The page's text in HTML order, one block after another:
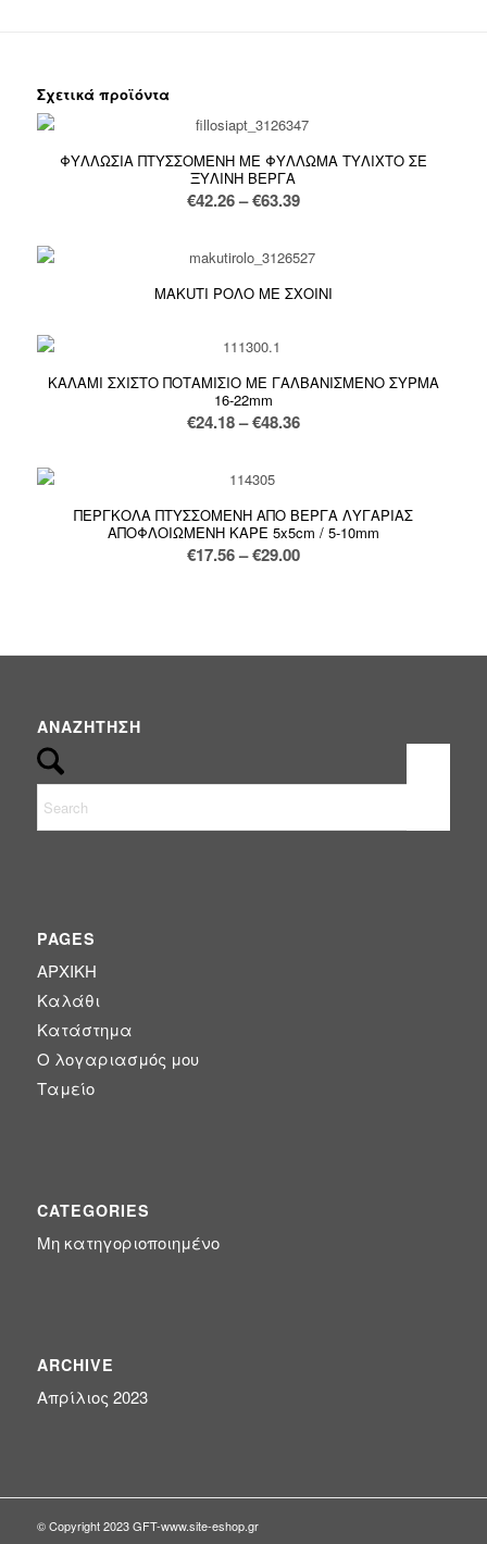
Σχετικά προϊόντα
ΦΥΛΛΩΣΙΑ ΠΤΥΣΣΟΜΕΝΗ ΜΕ ΦΥΛΛΩΜΑ ΤΥΛΙΧΤΟ ΣΕ
ΞΥΛΙΝΗ ΒΕΡΓΑ
€42.26–€63.39Price
€42.26
€63.39
MAKUTI ΡΟΛΟ ΜΕ ΣΧΟΙΝΙ
ΚΑΛΑΜΙ ΣΧΙΣΤΟ ΠΟΤΑΜΙΣΙΟ ΜΕ ΓΑΛΒΑΝΙΣΜΕΝΟ ΣΥΡΜΑ
16-22mm
€24.18–€48.36Price
€48.36
ΠΕΡΓΚΟΛΑ ΠΤΥΣΣΟΜΕΝΗ ΑΠΟ ΒΕΡΓΑ ΛΥΓΑΡΙΑΣ
ΑΠΟΦΛΟΙΩΜΕΝΗ ΚΑΡΕ 5x5cm / 5-10mm
€17.56–€29.00Price
€29.00
ΑΝΑΖΉΤΗΣΗ
PAGES
ΑΡΧΙΚΗ
Καλάθι
Κατάστημα
Ο λογαριασμός μου
Ταμείο
CATEGORIES
Μη κατηγοριοποιημένο
ARCHIVE
Απρίλιος 2023
© Copyright 2023 GFT-www.site-eshop.gr